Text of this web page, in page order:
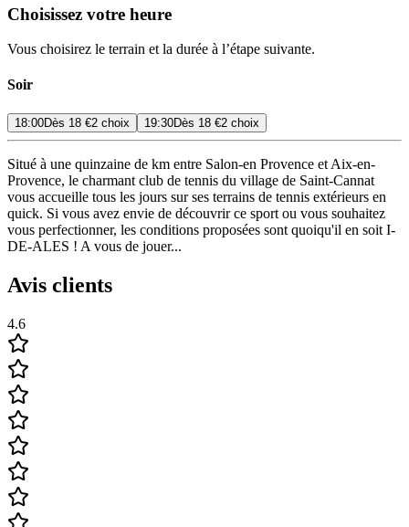
Choisissez votre heure
Vous choisirez le terrain et la durée à l’étape suivante.
Soir
18:00Dès 18 €2 choix 19:30Dès 18 €2 choix
Situé à une quinzaine de km entre Salon-en Provence et Aix-en-
Provence, le charmant club de tennis du village de Saint-Cannat
vous accueille tous les jours sur ses terrains de tennis extérieurs en
quick. Si vous avez envie de découvrir ce sport ou vous souhaitez
vous perfectionner, les conditions proposées sont quoiqu'il en soit I-
DE-ALES ! A vous de jouer...
Avis clients
4.6